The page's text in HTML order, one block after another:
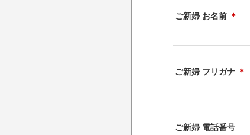
ご新婦 お名前 ＊
ご新婦 フリガナ ＊
ご新婦 電話番号